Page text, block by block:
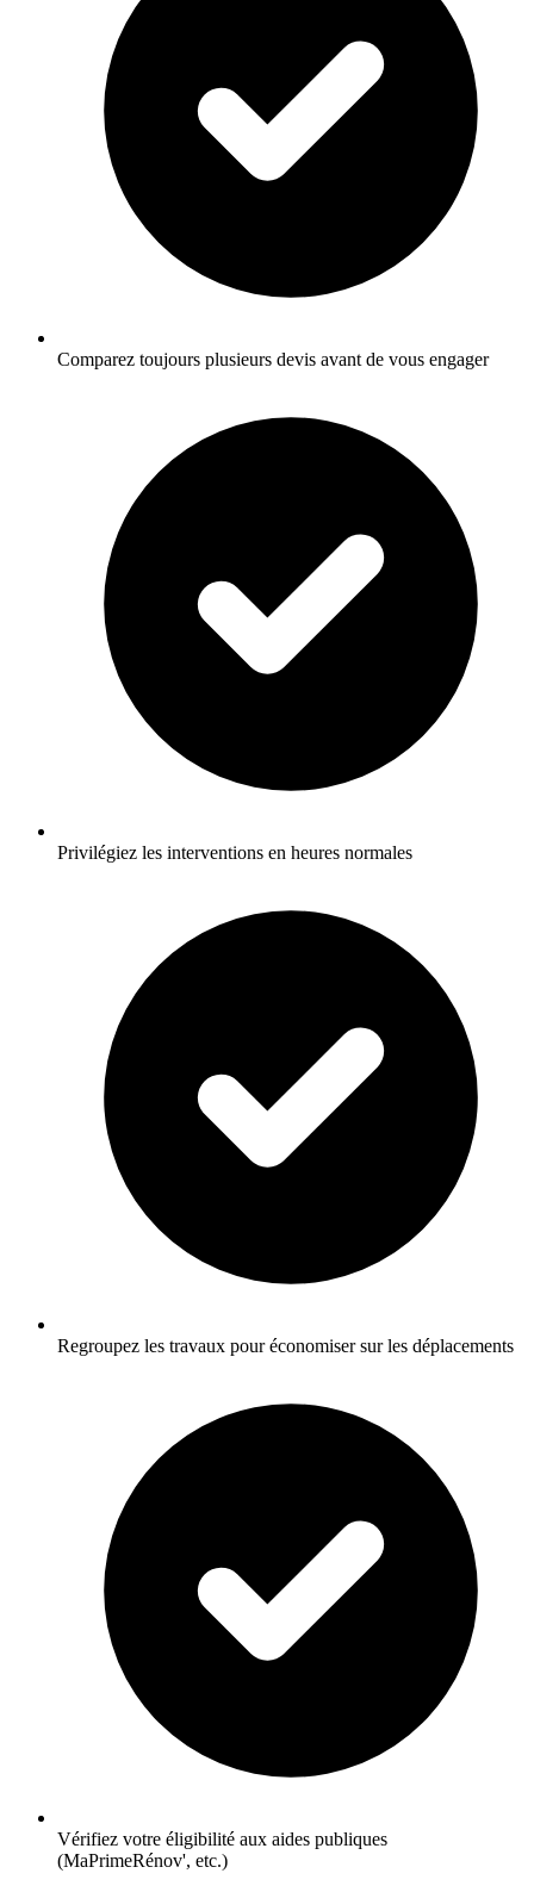
Comparez toujours plusieurs devis avant de vous engager
Privilégiez les interventions en heures normales
Regroupez les travaux pour économiser sur les déplacements
Vérifiez votre éligibilité aux aides publiques
(MaPrimeRénov', etc.)